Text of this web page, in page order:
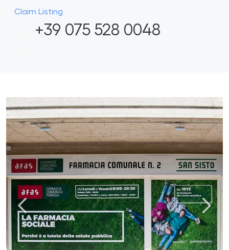
Claim Listing
+39 075 528 0048